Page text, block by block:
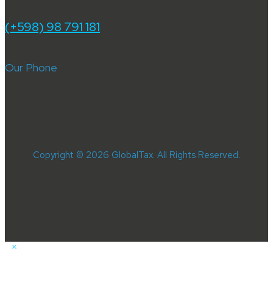
(+598) 98 791 181
Our Phone
Copyright © 2026 GlobalTax. All Rights Reserved.
×